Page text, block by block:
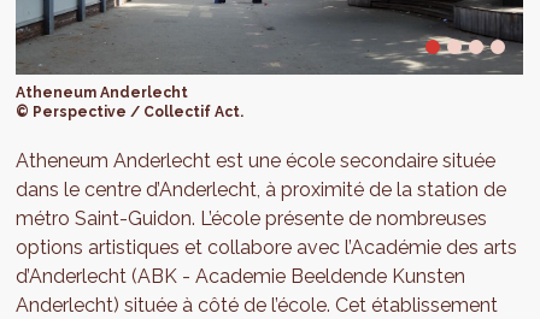
Atheneum Anderlecht
© Perspective / Collectif Act.
Atheneum Anderlecht est une école secondaire située
dans le centre d’Anderlecht, à proximité de la station de
métro Saint-Guidon. L’école présente de nombreuses
options artistiques et collabore avec l’Académie des arts
d’Anderlecht (ABK - Academie Beeldende Kunsten
Anderlecht) située à côté de l’école. Cet établissement